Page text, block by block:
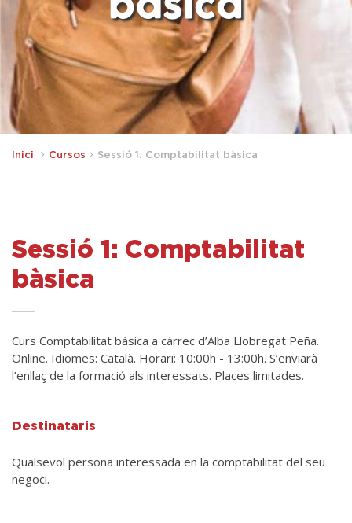
Inici Cursos Sessió 1: Comptabilitat bàsica
Sessió 1: Comptabilitat
bàsica
Curs Comptabilitat bàsica a càrrec d’Alba Llobregat Peña.
Online. Idiomes: Català. Horari: 10:00h - 13:00h. S’enviarà
l’enllaç de la formació als interessats. Places limitades.
Destinataris
Qualsevol persona interessada en la comptabilitat del seu
negoci.